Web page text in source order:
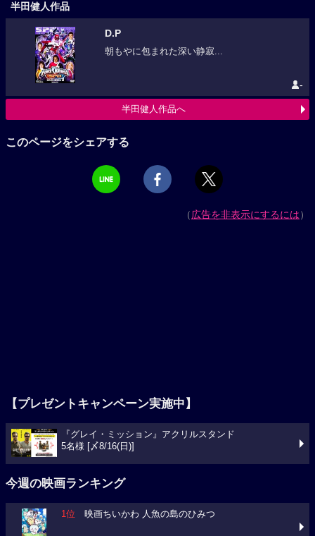
半田健人作品
D.P
朝もやに包まれた深い静寂...
-
半田健人作品へ
このページをシェアする
（広告を非表示にするには）
【プレゼントキャンペーン実施中】
『グレイ・ミッション』アクリルスタンド
5名様 [〆8/16(日)]
今週の映画ランキング
1位 映画ちいかわ 人魚の島のひみつ